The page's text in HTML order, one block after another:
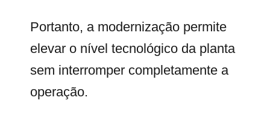
Portanto, a modernização permite
elevar o nível tecnológico da planta
sem interromper completamente a
operação.